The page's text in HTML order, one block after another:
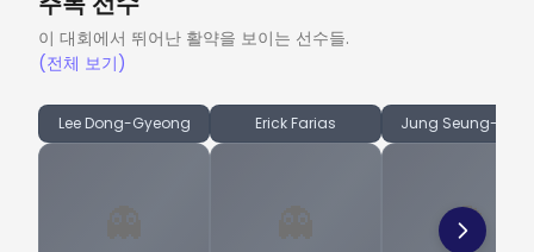
리뷰 읽기
무거운 침묵으로 가득 찼습니다. 홈팀 포항 스틸러스 는 안정
적인 수비진을 바탕으로...
리뷰 읽기
이 대회에서 뛰어난 활약을 보이는 선수들.
(전체 보기)
Lee Dong-Gyeong Erick Farias Jung Seung-Hyun
👻